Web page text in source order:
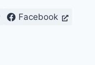
Facebook